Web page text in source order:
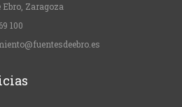
Zaragoza
100